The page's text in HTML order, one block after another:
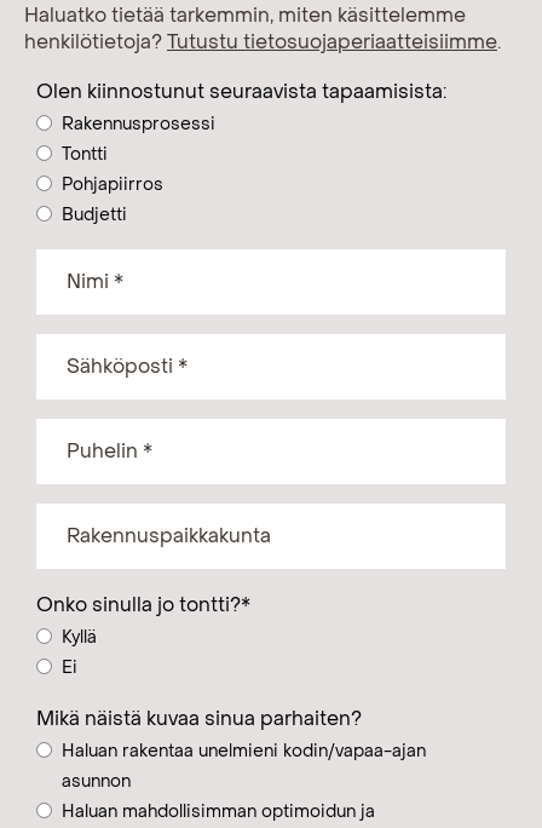
Haluatko tietää tarkemmin, miten käsittelemme
henkilötietoja?Tutustu tietosuojaperiaatteisiimme.
Olen kiinnostunut seuraavista tapaamisista:
Rakennusprosessi
Tontti
Pohjapiirros
Budjetti
Onko sinulla jo tontti?*
Kyllä
Ei
Mikä näistä kuvaa sinua parhaiten?
Haluan rakentaa unelmieni kodin/vapaa-ajan
asunnon
Haluan mahdollisimman optimoidun ja